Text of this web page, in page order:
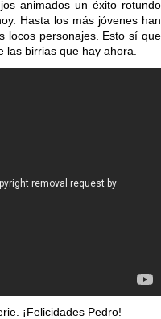
animados un éxito rotundo
Hasta los más jóvenes han
locos personajes. Esto sí que
birrias que hay ahora.
¡Felicidades Pedro!